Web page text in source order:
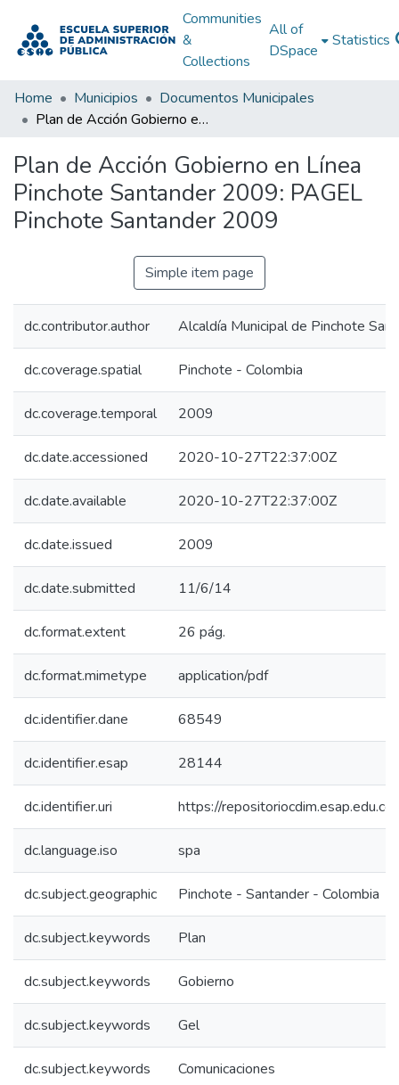
Communities
&
Collections
All of
DSpace
Statistics
Home Municipios
Documentos Municipales
Plan de Acción Gobierno en Línea Pinchote Santander 2009: PAGEL Pinchote Santander 2009
Plan de Acción Gobierno en Línea
Pinchote Santander 2009: PAGEL
Pinchote Santander 2009
Simple item page
dc.contributor.author Alcaldía Municipal de Pinchote
dc.coverage.spatial Pinchote - Colombia
dc.coverage.temporal 2009
dc.date.accessioned 2020-10-27T22:37:00Z
dc.date.available 2020-10-27T22:37:00Z
dc.date.issued 2009
dc.date.submitted 11/6/14
dc.format.extent 26 pág.
dc.format.mimetype application/pdf
dc.identifier.dane 68549
dc.identifier.esap 28144
dc.identifier.uri https://
dc.language.iso spa
dc.subject.geographic Pinchote - Santander - Colombia
dc.subject.keywords Plan
dc.subject.keywords Gobierno
dc.subject.keywords Gel
dc.subject.keywords Comunicaciones